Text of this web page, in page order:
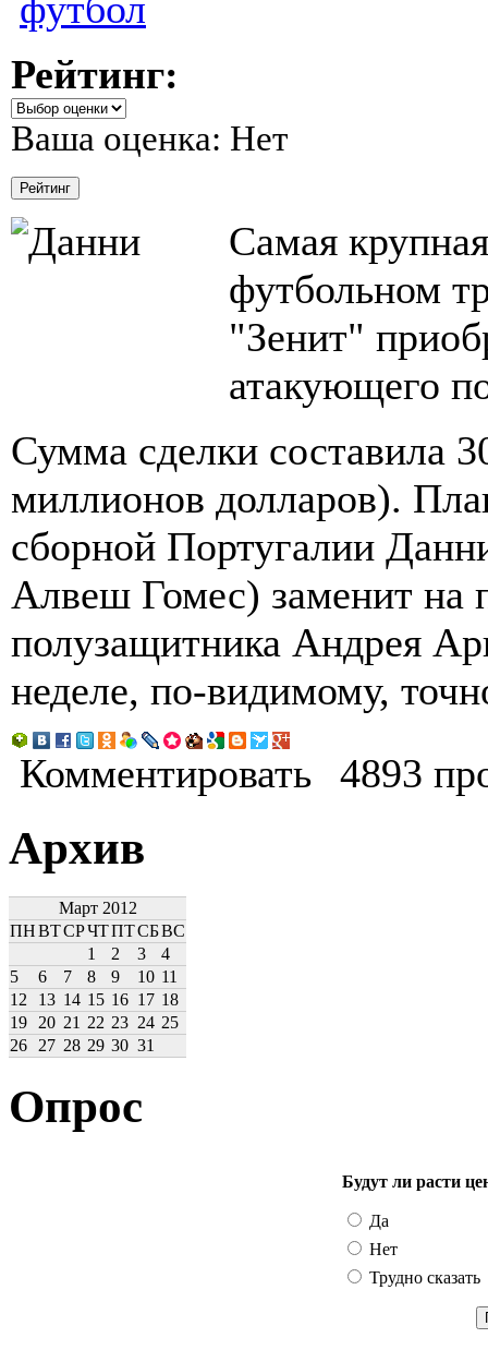
Рейтинг:
Ваша оценка: Нет
Самая
футбольном
"Зенит"
атакующего
Сумма сделки составила
миллионов долларов).
сборной Португалии
Алвеш Гомес) заменит на
полузащитника Андрея
неделе, по-видимому,
Комментировать
4893
Архив
Март 2012
ПНВТСРЧТПТСБВС
1
2 3
4
5
6 7 8 9 10 11
12
13 14 15 16 17 18
19
20 21 22 23 24 25
26
27 28 29 30 31
Опрос
Будут ли расти
Да
Нет
Трудно сказать